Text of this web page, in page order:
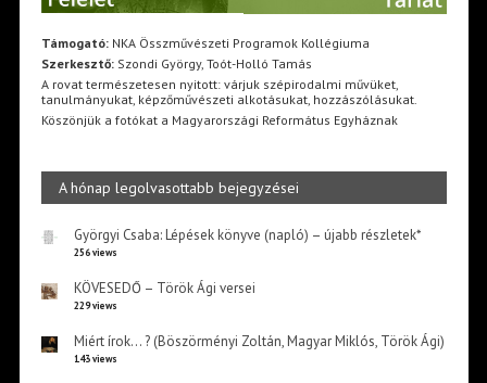
Támogató:NKA Összművészeti Programok Kollégiuma
Szerkesztő:Szondi György, Toót-Holló Tamás
A rovat természetesen nyitott: várjuk szépirodalmi művüket,
tanulmányukat, képzőművészeti alkotásukat, hozzászólásukat.
Köszönjük a fotókat a Magyarországi Református Egyháznak
A hónap legolvasottabb bejegyzései
Györgyi Csaba: Lépések könyve (napló) – újabb részletek*
256 views
KÖVESEDŐ – Török Ági versei
229 views
Miért írok… ? (Böszörményi Zoltán, Magyar Miklós, Török Ági)
143 views